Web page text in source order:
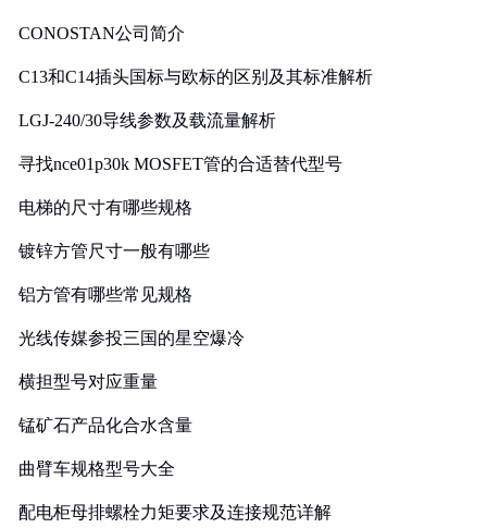
CONOSTAN公司简介
C13和C14插头国标与欧标的区别及其标准解析
LGJ-240/30导线参数及载流量解析
寻找nce01p30k MOSFET管的合适替代型号
电梯的尺寸有哪些规格
镀锌方管尺寸一般有哪些
铝方管有哪些常见规格
光线传媒参投三国的星空爆冷
横担型号对应重量
锰矿石产品化合水含量
曲臂车规格型号大全
配电柜母排螺栓力矩要求及连接规范详解